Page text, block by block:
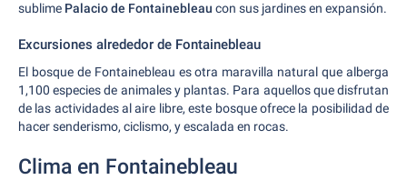
sublime Palacio de Fontainebleau con sus jardines en expansión.
Excursiones alrededor de Fontainebleau
El bosque de Fontainebleau es otra maravilla natural que alberga
1,100 especies de animales y plantas. Para aquellos que disfrutan
de las actividades al aire libre, este bosque ofrece la posibilidad de
hacer senderismo, ciclismo, y escalada en rocas.
Clima en Fontainebleau